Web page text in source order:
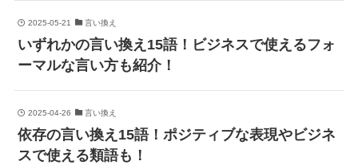
2025-05-21 言い換え
いずれかの言い換え15語！ビジネスで使えるフォ
ーマルな言い方も紹介！
2025-04-26 言い換え
依存の言い換え15語！ポジティブな表現やビジネ
スで使える類語も！